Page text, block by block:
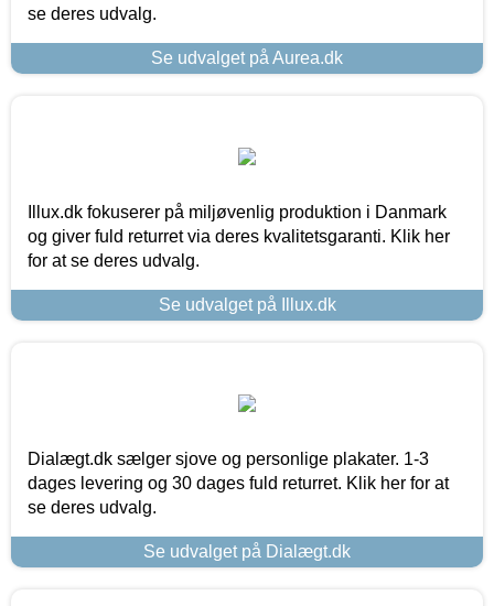
se deres udvalg.
Se udvalget på Aurea.dk
Illux.dk fokuserer på miljøvenlig produktion i Danmark
og giver fuld returret via deres kvalitetsgaranti. Klik her
for at se deres udvalg.
Se udvalget på Illux.dk
Dialægt.dk sælger sjove og personlige plakater. 1-3
dages levering og 30 dages fuld returret. Klik her for at
se deres udvalg.
Se udvalget på Dialægt.dk